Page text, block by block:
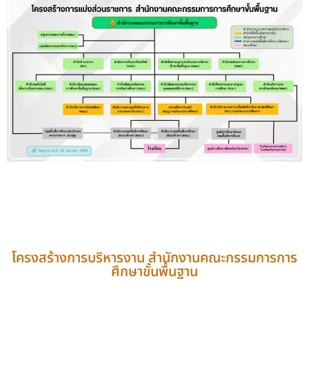
โครงสร้างการบริหารงาน สำนักงานคณะกรรมการการ
ศึกษาขั้นพื้นฐาน